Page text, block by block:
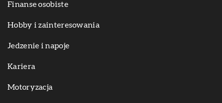
Finanse osobiste
Hobby i zainteresowania
Jedzenie i napoje
Kariera
Motoryzacja